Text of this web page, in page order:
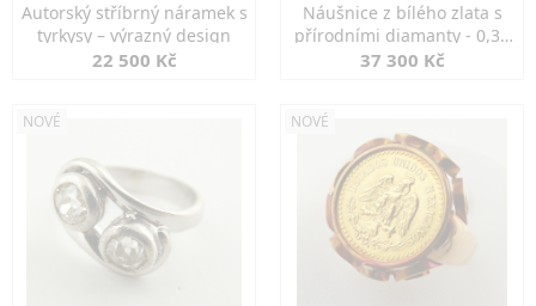
Autorský stříbrný náramek s
tyrkysy – výrazný design
22 500 Kč
Náušnice z bílého zlata s
přírodními diamanty - 0,30
ct
37 300 Kč
NOVÉ NOVÉ